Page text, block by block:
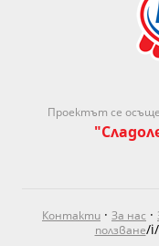
Проектът се
Контакти · За нас ·
ползване/